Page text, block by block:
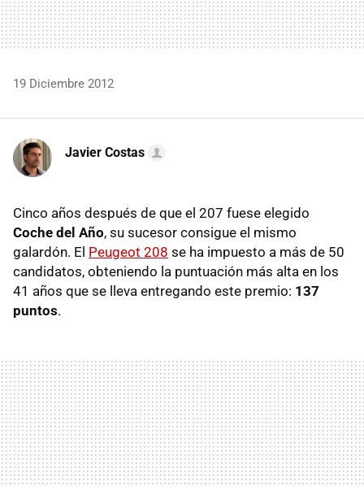
19 Diciembre 2012
Javier Costas
Cinco años después de que el 207 fuese elegido
Coche del Año, su sucesor consigue el mismo
galardón. El Peugeot 208 se ha impuesto a más de 50
candidatos, obteniendo la puntuación más alta en los
41 años que se lleva entregando este premio: 137
puntos.